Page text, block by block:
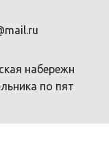
набережн
по пят